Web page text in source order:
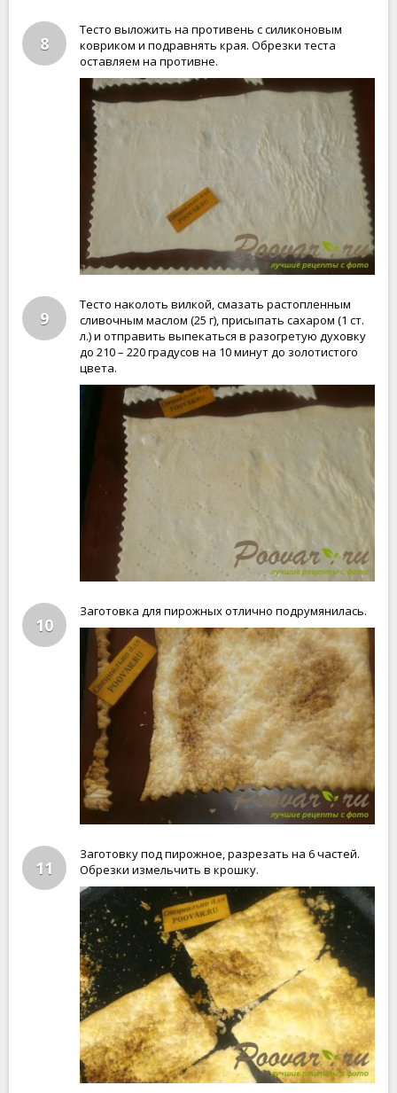
8
Тесто выложить на противень с силиконовым
ковриком и подравнять края. Обрезки теста
оставляем на противне.
9
Тесто наколоть вилкой, смазать растопленным
сливочным маслом (25 г), присыпать сахаром (1 ст.
л.) и отправить выпекаться в разогретую духовку
до 210 – 220 градусов на 10 минут до золотистого
цвета.
10
Заготовка для пирожных отлично подрумянилась.
11
Заготовку под пирожное, разрезать на 6 частей.
Обрезки измельчить в крошку.